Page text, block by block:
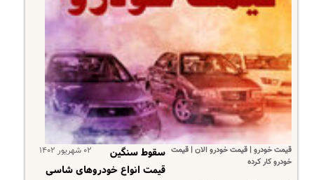
قیمت خودرو | قیمت خودرو الان | قیمت
خودرو کار کرده
۰۲ شهریور ۱۴۰۲
سقوط سنگین
قیمت انواع خودروهای شاسی